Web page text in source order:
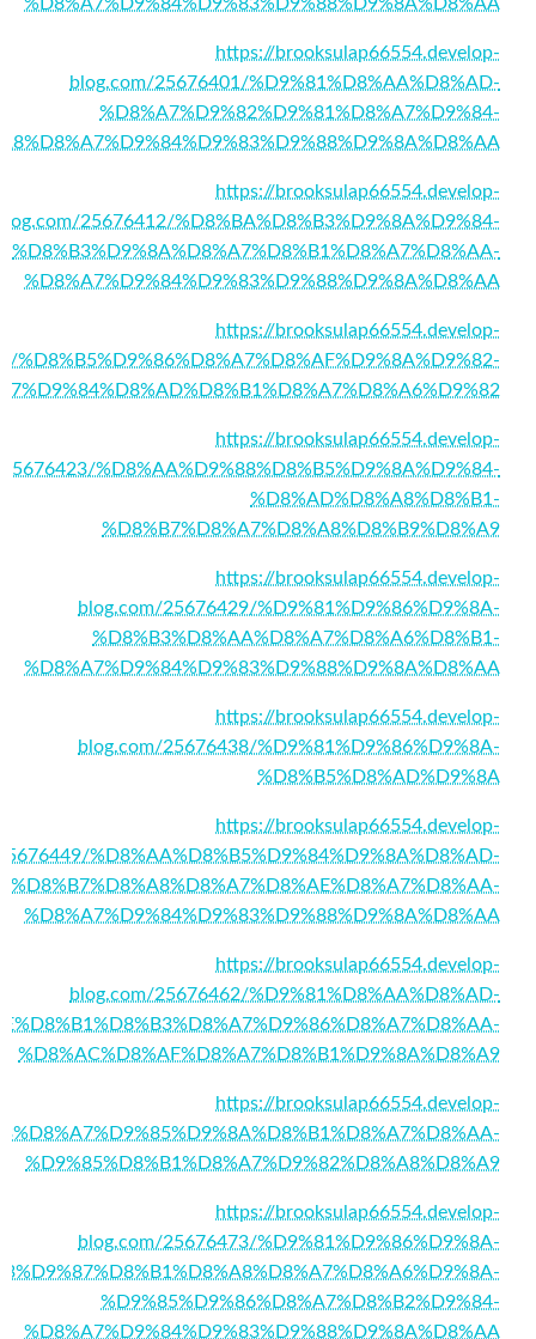
https://brooksulap66554.develop-
blog.com/25676401/%D9%81%D8%AA%D8%AD-
%D8%A7%D9%82%D9%81%D8%A7%D9%84-
https://brooksulap66554.develop-
25676412/%D8%BA%D8%B3%D9%8A%D9%84-
%D8%B3%D9%8A%D8%A7%D8%B1%D8%A7%D8%AA-
%D8%A7%D9%84%D9%83%D9%88%D9%8A%D8%AA
https://brooksulap66554.develop-
%D8%B5%D9%86%D8%A7%D8%AF%D9%8A%D9%82-
https://brooksulap66554.develop-
%D8%AA%D9%88%D8%B5%D9%8A%D9%84-
%D8%AD%D8%A8%D8%B1-
%D8%B7%D8%A7%D8%A8%D8%B9%D8%A9
https://brooksulap66554.develop-
blog.com/25676429/%D9%81%D9%86%D9%8A-
%D8%B3%D8%AA%D8%A7%D8%A6%D8%B1-
%D8%A7%D9%84%D9%83%D9%88%D9%8A%D8%AA
https://brooksulap66554.develop-
blog.com/25676438/%D9%81%D9%86%D9%8A-
%D8%B5%D8%AD%D9%8A
https://brooksulap66554.develop-
%D8%AA%D8%B5%D9%84%D9%8A%D8%AD-
%D8%B7%D8%A8%D8%A7%D8%AE%D8%A7%D8%AA-
%D8%A7%D9%84%D9%83%D9%88%D9%8A%D8%AA
https://brooksulap66554.develop-
blog.com/25676462/%D9%81%D8%AA%D8%AD-
%D8%AC%D8%AF%D8%A7%D8%B1%D9%8A%D8%A9
https://brooksulap66554.develop-
%D9%85%D8%B1%D8%A7%D9%82%D8%A8%D8%A9
https://brooksulap66554.develop-
blog.com/25676473/%D9%81%D9%86%D9%8A-
%D9%85%D9%86%D8%A7%D8%B2%D9%84-
%D8%A7%D9%84%D9%83%D9%88%D9%8A%D8%AA